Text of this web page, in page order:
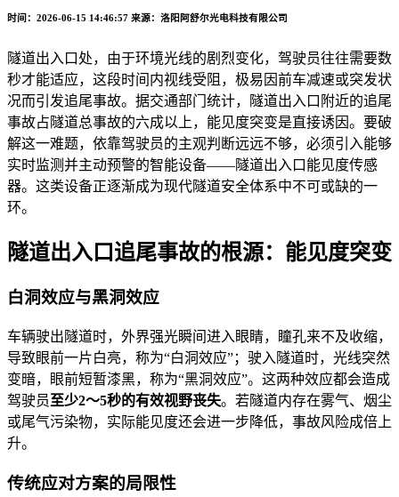
时间：2026-06-15 14:46:57 来源：洛阳阿舒尔光电科技有限公司
隧道出入口处，由于环境光线的剧烈变化，驾驶员往往需要数
秒才能适应，这段时间内视线受阻，极易因前车减速或突发状
况而引发追尾事故。据交通部门统计，隧道出入口附近的追尾
事故占隧道总事故的六成以上，能见度突变是直接诱因。要破
解这一难题，依靠驾驶员的主观判断远远不够，必须引入能够
实时监测并主动预警的智能设备——隧道出入口能见度传感
器。这类设备正逐渐成为现代隧道安全体系中不可或缺的一
环。
隧道出入口追尾事故的根源：能见度突变
白洞效应与黑洞效应
车辆驶出隧道时，外界强光瞬间进入眼睛，瞳孔来不及收缩，
导致眼前一片白亮，称为“白洞效应”；驶入隧道时，光线突然
变暗，眼前短暂漆黑，称为“黑洞效应”。这两种效应都会造成
驾驶员至少2～5秒的有效视野丧失。若隧道内存在雾气、烟尘
或尾气污染物，实际能见度还会进一步降低，事故风险成倍上
升。
传统应对方案的局限性